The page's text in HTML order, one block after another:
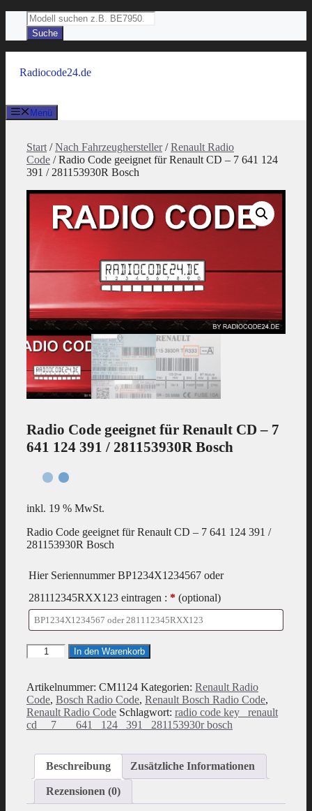
Inhalt
springen
Products
search
Suche
Radiocode24.de
Menü
Start /Nach Fahrzeughersteller/Renault Radio
Code / Radio Code geeignet für Renault CD – 7 641 124
391 / 281153930R Bosch
Radio Code geeignet für Renault CD – 7
641 124 391 / 281153930R Bosch
inkl. 19 % MwSt.
Radio Code geeignet für Renault CD – 7 641 124 391 /
281153930R Bosch
Hier Seriennummer BP1234X1234567 oder
281112345RXX123 eintragen : * (optional)
Radio
Code
für
Renault
CD
-
391
281153930R
In den Warenkorb
Artikelnummer: CM1124 Kategorien: Renault Radio
Code, Bosch Radio Code, Renault Bosch Radio Code,
Renault Radio Code Schlagwort: radio code key_ renault
cd__ 7___ 641_ 124_ 391_ 281153930r bosch
Beschreibung Zusätzliche Informationen
Rezensionen (0)